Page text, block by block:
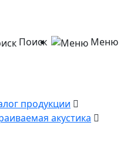
Меню
Поиск
продукции
акустика